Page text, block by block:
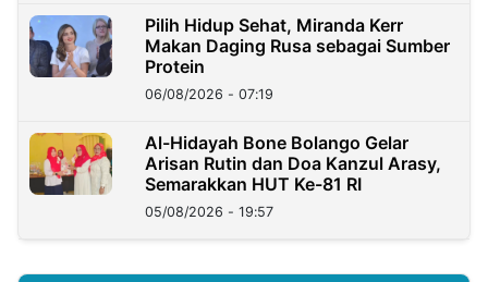
Pilih Hidup Sehat, Miranda Kerr
Makan Daging Rusa sebagai Sumber
Protein
06/08/2026 - 07:19
Al-Hidayah Bone Bolango Gelar
Arisan Rutin dan Doa Kanzul Arasy,
Semarakkan HUT Ke-81 RI
05/08/2026 - 19:57